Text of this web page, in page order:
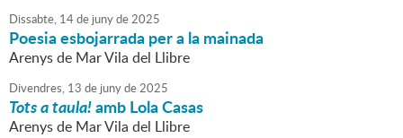
Dissabte, 14de junyde2025
Poesia esbojarrada per a la mainada
Arenys de Mar Vila del Llibre
Divendres, 13 de junyde2025
Tots a taula!amb Lola Casas
Arenys de Mar Vila del Llibre